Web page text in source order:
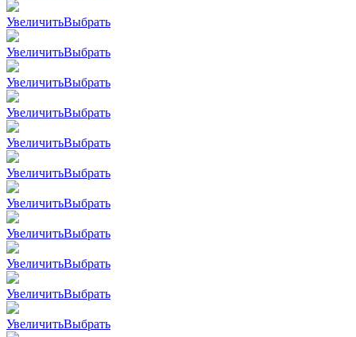
УвеличитьВыбрать
УвеличитьВыбрать
УвеличитьВыбрать
УвеличитьВыбрать
УвеличитьВыбрать
УвеличитьВыбрать
УвеличитьВыбрать
УвеличитьВыбрать
УвеличитьВыбрать
УвеличитьВыбрать
УвеличитьВыбрать